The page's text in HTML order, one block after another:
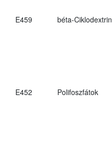
E459
béta-Ciklodextrin
E452 Polifoszfátok